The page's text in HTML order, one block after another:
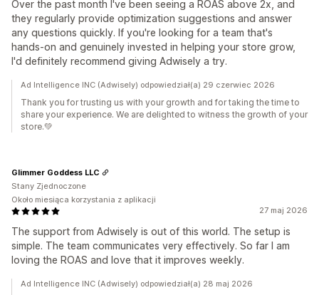
Over the past month I've been seeing a ROAS above 2x, and
they regularly provide optimization suggestions and answer
any questions quickly. If you're looking for a team that's
hands-on and genuinely invested in helping your store grow,
I'd definitely recommend giving Adwisely a try.
Ad Intelligence INC (Adwisely) odpowiedział(a) 29 czerwiec 2026
Thank you for trusting us with your growth and for taking the time to
share your experience. We are delighted to witness the growth of your
store.💚
27 maj 2026
The support from Adwisely is out of this world. The setup is
simple. The team communicates very effectively. So far I am
loving the ROAS and love that it improves weekly.
Glimmer Goddess LLC
Stany Zjednoczone
Około miesiąca korzystania z aplikacji
Ad Intelligence INC (Adwisely) odpowiedział(a) 28 maj 2026